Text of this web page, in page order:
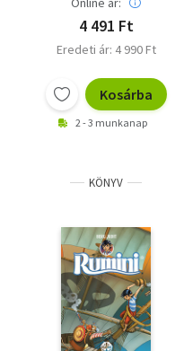
4 491 Ft
Eredeti ár: 4 990 Ft
Kosárba
2 - 3 munkanap
KÖNYV